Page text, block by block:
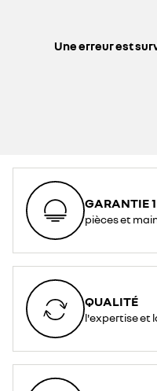
Une erreur est
GARANTIE
pièces et
QUALITÉ
l'expertise et